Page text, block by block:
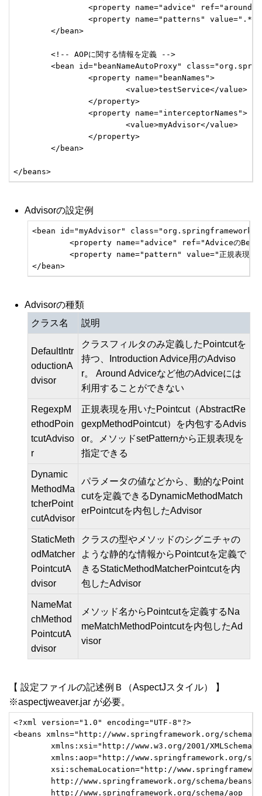
</beans>
Advisorの設定例
<bean id="myAdvisor"
</bean>
Advisorの種類
クラス名
説明
DefaultIntr
oductionA
dvisor
クラスフィルタのみ定義したPointcutを
持つ、Introduction Advice用のAdviso
r。 Around Adviceなど他のAdviceには
利用することができない
RegexpM
ethodPoin
tcutAdviso
r
正規表現を用いたPointcut（AbstractRe
gexpMethodPointcut）を内包するAdvis
or。メソッドsetPatternから正規表現を
指定できる
Dynamic
MethodMa
tcherPoint
cutAdvisor
パラメータの値などから、動的なPoint
cutを定義できるDynamicMethodMatch
erPointcutを内包したAdvisor
StaticMeth
odMatcher
PointcutA
dvisor
クラスの型やメソッドのシグニチャの
ような静的な情報からPointcutを定義で
きるStaticMethodMatcherPointcutを内
包したAdvisor
NameMat
chMethod
PointcutA
dvisor
メソッド名からPointcutを定義するNa
meMatchMethodPointcutを内包したAd
visor
【 設定ファイルの記述例Ｂ（AspectJスタイル） 】
※aspectjweaver.jar が必要。
<?xml version="1.0" encoding="UTF-8"?>
<beans xmlns="http://www.springframework.org/schema/
xmlns:xsi="http://www.w3.org/2001/XMLSchema-
xmlns:aop="http://www.springframework.org/
xsi:schemaLocation="http://
http://www.springframework.org/schema/beans/
	http://www.springframework.org/schema/aop